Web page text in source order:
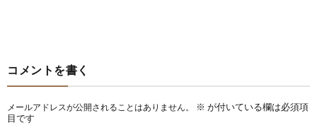
コメントを書く
メールアドレスが公開されることはありません。 ※ が付いている欄は必須項
目です